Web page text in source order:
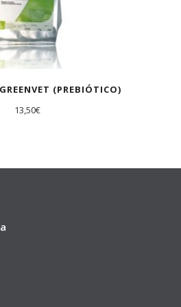
(PREBIÓTICO)
13,50€